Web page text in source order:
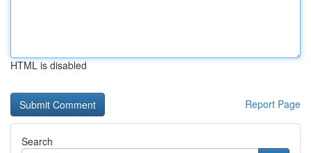
HTML is disabled
Report Page
Search